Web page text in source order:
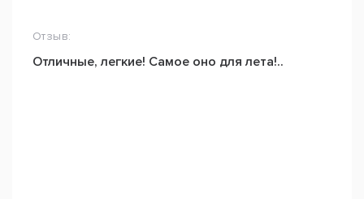
Отзыв:
Отличные, легкие! Самое оно для лета!..